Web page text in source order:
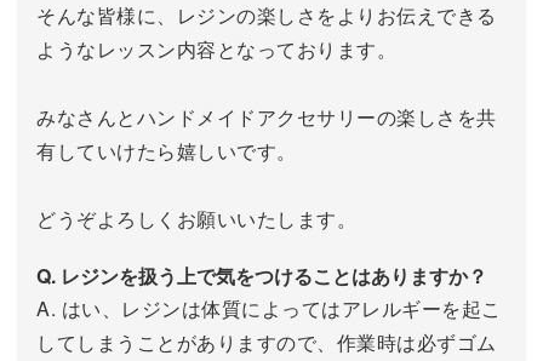
そんな皆様に、レジンの楽しさをよりお伝えできる
ようなレッスン内容となっております。
みなさんとハンドメイドアクセサリーの楽しさを共
有していけたら嬉しいです。
どうぞよろしくお願いいたします。
Q. レジンを扱う上で気をつけることはありますか？
A. はい、レジンは体質によってはアレルギーを起こ
してしまうことがありますので、作業時は必ずゴム